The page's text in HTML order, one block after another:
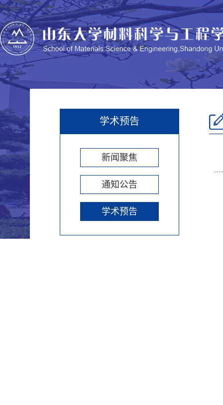
学术预告
新闻聚焦
通知公告
学术预告